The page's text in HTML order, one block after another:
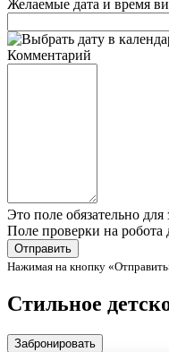
Желаемые дата и время
Комментарий
Это поле обязательно для
Поле проверки на
Нажимая на кнопку
Стильное
Забронировать